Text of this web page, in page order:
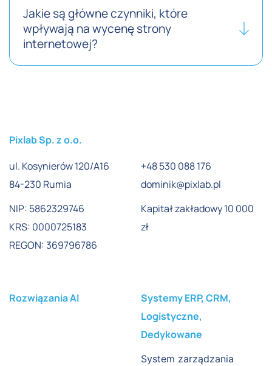
Jakie są główne czynniki, które
wpływają na wycenę strony
internetowej?
Pixlab Sp. z o.o.
ul. Kosynierów 120/A16
84-230 Rumia
+48 530 088 176
dominik@pixlab.pl
NIP: 5862329746
KRS: 0000725183
REGON: 369796786
Kapitał zakładowy 10 000
zł
Rozwiązania AI
Systemy ERP, CRM,
Logistyczne,
Dedykowane
System zarządzania